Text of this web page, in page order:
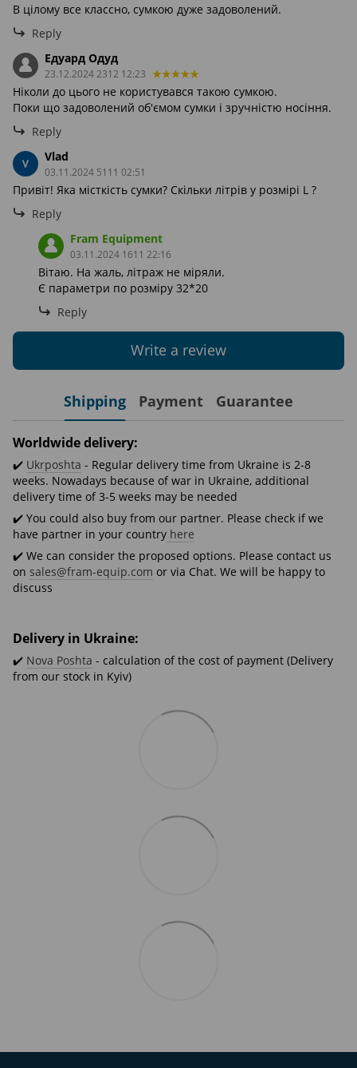
В цілому все классно, сумкою дуже задоволений.
Reply
Едуард Одуд
23.12.2024 2312 12:23
Ніколи до цього не користувався такою сумкою.
Поки що задоволений об'ємом сумки і зручністю носіння.
Reply
Vlad
03.11.2024 5111 02:51
Привіт! Яка місткість сумки? Скільки літрів у розмірі L ?
Reply
Fram Equipment
03.11.2024 1611 22:16
Вітаю. На жаль, літраж не міряли.
Є параметри по розміру 32*20
Reply
Write a review
Shipping Payment Guarantee
Worldwide delivery:
✔️ Ukrposhta - Regular delivery time from Ukraine is 2-8
weeks. Nowadays because of war in Ukraine, additional
delivery time of 3-5 weeks may be needed
✔️ You could also buy from our partner. Please check if we
have partner in your country here
✔️ We can consider the proposed options. Please contact us
on sales@fram-equip.com or via Chat. We will be happy to
discuss
Delivery in Ukraine:
✔️ Nova Poshta - calculation of the cost of payment (Delivery
from our stock in Kyiv)